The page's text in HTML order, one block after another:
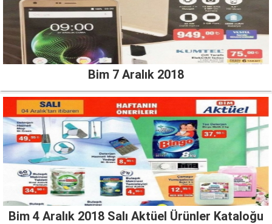
Bim 7 Aralık 2018
Bim 4 Aralık 2018 Salı Aktüel Ürünler Kataloğu